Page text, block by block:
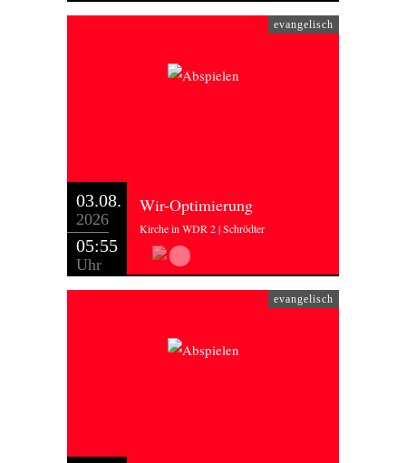
evangelisch
03.08.
2026
05:55
Uhr
Wir-Optimierung
Kirche in WDR 2 | Schrödter
evangelisch